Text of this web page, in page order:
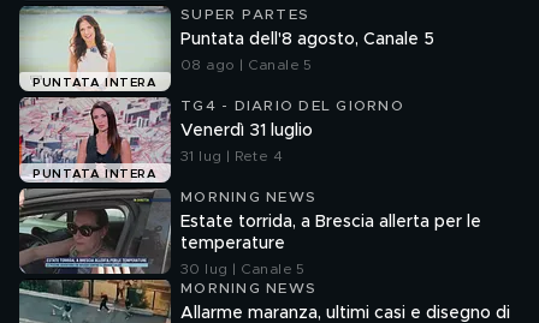
PUNTATA INTERA
SUPER PARTES
Puntata dell'8 agosto, Canale 5
08 ago | Canale 5
PUNTATA INTERA
TG4 - DIARIO DEL GIORNO
Venerdì 31 luglio
31 lug | Rete 4
MORNING NEWS
Estate torrida, a Brescia allerta per le
temperature
30 lug | Canale 5
MORNING NEWS
Allarme maranza, ultimi casi e disegno di